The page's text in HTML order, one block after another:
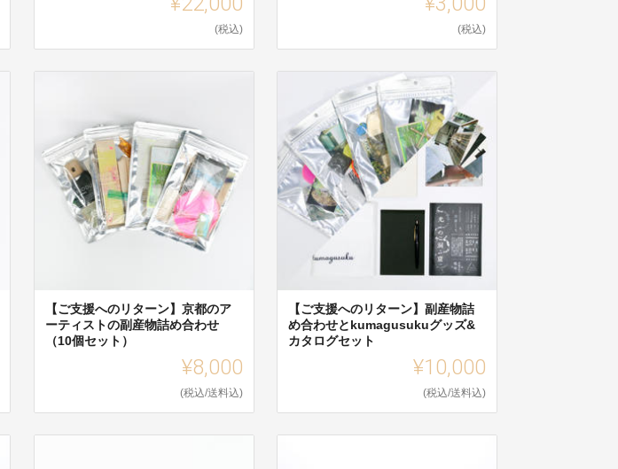
(税込) (税込)
【ご支援へのリターン】京都のア
ーティストの副産物詰め合わせ
（10個セット）
¥8,000
(税込/送料込)
【ご支援へのリターン】副産物詰
め合わせとkumagusukuグッズ&
カタログセット
¥10,000
(税込/送料込)